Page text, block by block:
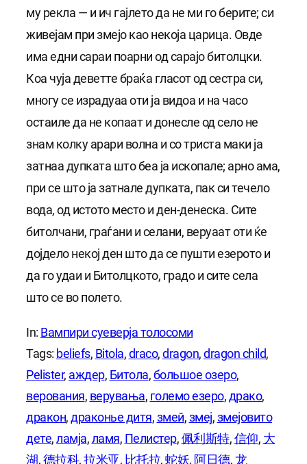
му рекла — и ич гајлето да не ми го берите; си
живејам при змејо као некоја царица. Овде
има едни сараи поарни од сарајо битолцки.
Коа чуја деветте браќа гласот од сестра си,
многу се израдуаа оти ја видоа и на часо
остаиле да не копаат и донесле од село не
знам колку арари волна и со триста маки ја
затнаа дупката што беа ја ископале; арно ама,
при се што ја затнале дупката, пак си течело
вода, од истото место и ден-денеска. Сите
битолчани, граѓани и селани, веруаат оти ќе
дојдело некој ден што да се пушти езерото и
да го удаи и Битолцкото, градо и сите села
што се во полето.
In: Вампири суеверја толосоми
Tags: beliefs, Bitola, draco, dragon, dragon child
Pelister, аждер, Битола, большое озеро
верования, верувања, големо езеро, драко
дракон, драконье дитя, змей, змеј, змејовито
дете, ламја, ламя, Пелистер, 佩利斯特, 信仰, 大
湖, 德拉科, 拉米亚, 比托拉, 蛇妖, 阿日德, 龙